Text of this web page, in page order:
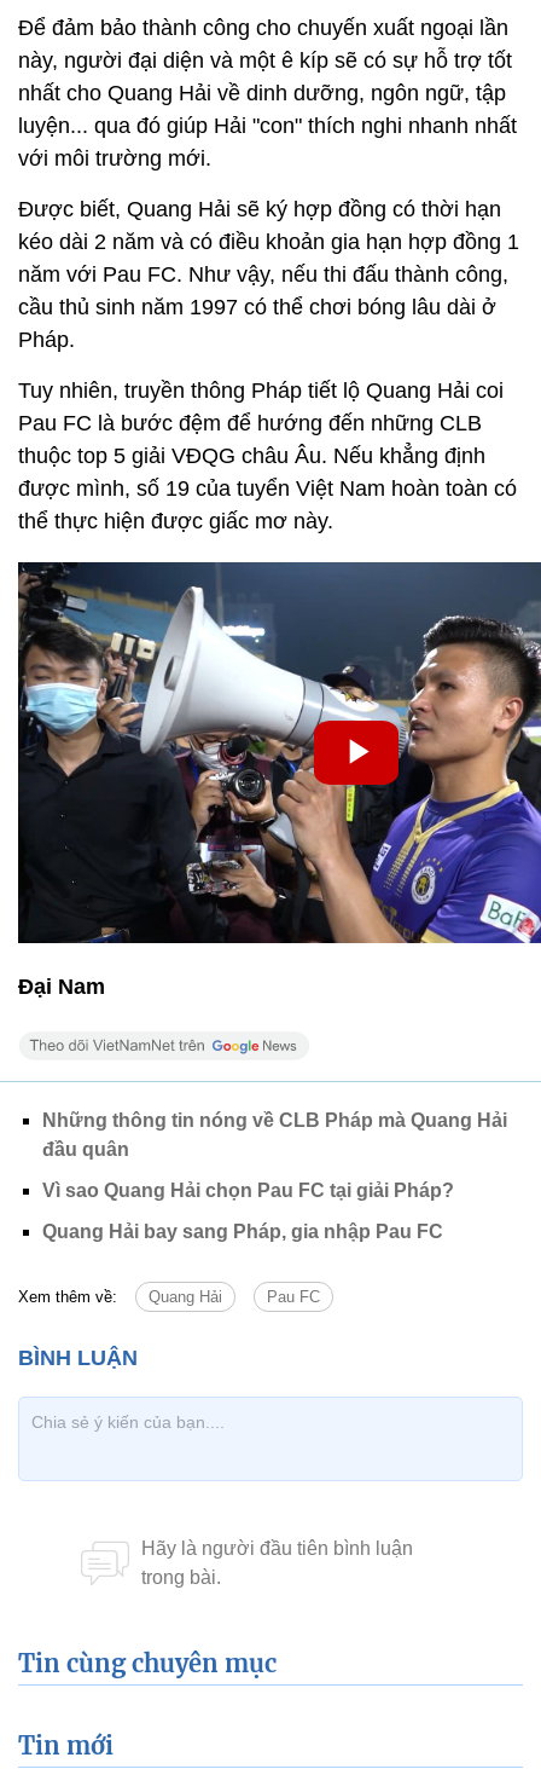
Để đảm bảo thành công cho chuyến xuất ngoại lần
này, người đại diện và một ê kíp sẽ có sự hỗ trợ tốt
nhất cho Quang Hải về dinh dưỡng, ngôn ngữ, tập
luyện... qua đó giúp Hải "con" thích nghi nhanh nhất
với môi trường mới.
Được biết, Quang Hải sẽ ký hợp đồng có thời hạn
kéo dài 2 năm và có điều khoản gia hạn hợp đồng 1
năm với Pau FC. Như vậy, nếu thi đấu thành công,
cầu thủ sinh năm 1997 có thể chơi bóng lâu dài ở
Pháp.
Tuy nhiên, truyền thông Pháp tiết lộ Quang Hải coi
Pau FC là bước đệm để hướng đến những CLB
thuộc top 5 giải VĐQG châu Âu. Nếu khẳng định
được mình, số 19 của tuyển Việt Nam hoàn toàn có
thể thực hiện được giấc mơ này.
Đại Nam
Những thông tin nóng về CLB Pháp mà Quang Hải
đầu quân
Vì sao Quang Hải chọn Pau FC tại giải Pháp?
Quang Hải bay sang Pháp, gia nhập Pau FC
Xem thêm về: Quang Hải Pau FC
Tin cùng chuyên mục
Tin mới